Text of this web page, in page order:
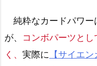
純粋なカードパワー
が、 コンボパーツと
く、 実際に 【サイエン